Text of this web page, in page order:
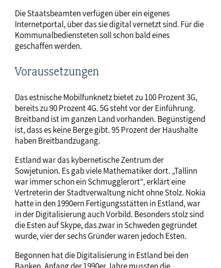
Die Staatsbeamten verfügen über ein eigenes
Internetportal, über das sie digital vernetzt sind. Für die
Kommunalbediensteten soll schon bald eines
geschaffen werden.
Voraussetzungen
Das estnische Mobilfunknetz bietet zu 100 Prozent 3G,
bereits zu 90 Prozent 4G. 5G steht vor der Einführung.
Breitband ist im ganzen Land vorhanden. Begünstigend
ist, dass es keine Berge gibt. 95 Prozent der Haushalte
haben Breitbandzugang.
Estland war das kybernetische Zentrum der
Sowjetunion. Es gab viele Mathematiker dort. „Tallinn
war immer schon ein Schmugglerort“, erklärt eine
Vertreterin der Stadtverwaltung nicht ohne Stolz. Nokia
hatte in den 1990ern Fertigungsstätten in Estland, war
in der Digitalisierung auch Vorbild. Besonders stolz sind
die Esten auf Skype, das zwar in Schweden gegründet
wurde, vier der sechs Gründer waren jedoch Esten.
Begonnen hat die Digitalisierung in Estland bei den